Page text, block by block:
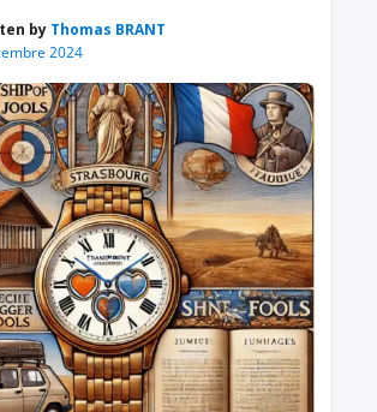
by Thomas BRANT
2024